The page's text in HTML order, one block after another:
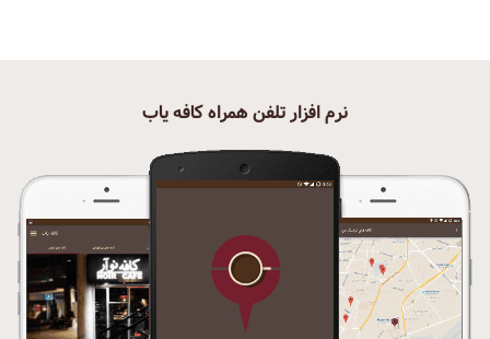
نرم افزار تلفن همراه کافه یاب